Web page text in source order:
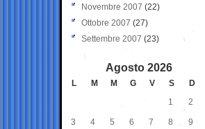
Novembre 2007 (22)
Ottobre 2007 (27)
Settembre 2007 (23)
Agosto 2026
L M M G V S
D
1
2
3 4 5 6 7 8 9